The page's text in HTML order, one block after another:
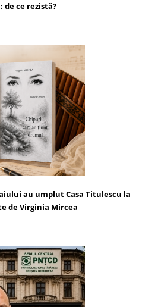
de ce rezistă?
au umplut Casa Titulescu la
de Virginia Mircea